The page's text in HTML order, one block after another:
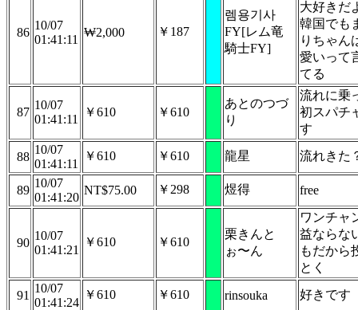
86
10/07
01:41:11
₩2,000 ￥187
렘용기사
FY[レム竜
騎士FY]
大好きだ
韓国でも
りちゃん
愛いって
てる
87
10/07
01:41:11
￥610 ￥610
あとのつづ
り
流れに乗
初スパチ
す
88
10/07
01:41:11
￥610 ￥610 龍星 流れきた
89
10/07
01:41:20
NT$75.00 ￥298 煜得 free
90
10/07
01:41:21
￥610 ￥610
栗きんと
ぉ〜ん
ワンチャ
益ならな
もだから
とく
91
10/07
01:41:24
￥610 ￥610 rinsouka 好きです